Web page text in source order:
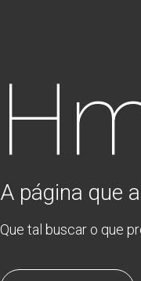
A página que
Que tal buscar o que